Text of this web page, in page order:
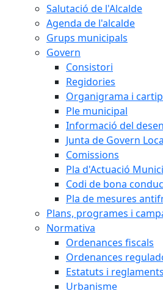
Salutació de l'Alcalde
Agenda de l'alcalde
Grups municipals
Govern
Consistori
Regidories
Organigrama i
Ple municipal
Informació del
Junta de Govern
Comissions
Pla d'Actuació
Codi de bona
Pla de mesures
Plans, programes i
Normativa
Ordenances fiscals
Ordenances
Estatuts i
Urbanisme